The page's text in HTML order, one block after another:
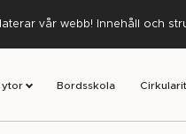
vår webb! Innehåll och
ytor Bordsskola